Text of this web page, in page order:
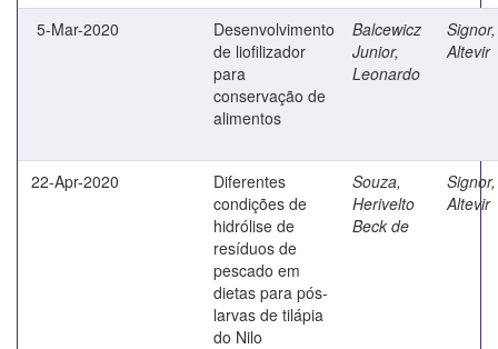
5-Mar-2020
Desenvolvimento
de liofilizador
para
conservação de
alimentos
Balcewicz
Junior,
Leonardo
Signor,
Altevir
22-Apr-2020
Diferentes
condições de
hidrólise de
resíduos de
pescado em
dietas para pós-
larvas de tilápia
do Nilo
Souza,
Herivelto
Beck de
Signor,
Altevir